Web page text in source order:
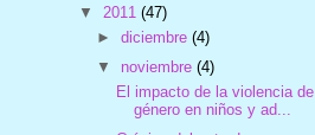
▼ 2011 (47)
►diciembre(4)
▼ noviembre(4)
El impacto de la violencia de
género en niños y ad...